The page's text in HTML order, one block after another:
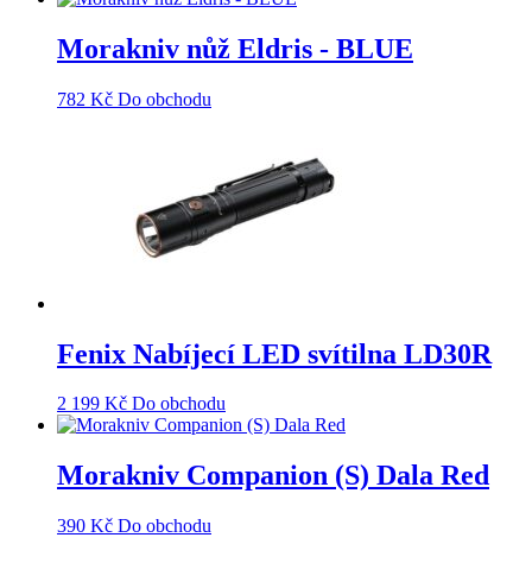
Morakniv nůž Eldris - BLUE
782 Kč Do obchodu
Fenix Nabíjecí LED svítilna LD30R
2 199 Kč Do obchodu
Morakniv Companion (S) Dala Red
390 Kč Do obchodu